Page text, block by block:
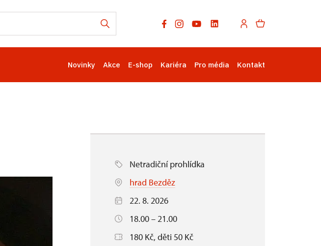
Novinky Akce E-shop Kariéra Pro média Kontakt
Netradiční prohlídka
hrad Bezděz
22. 8. 2026
18.00 – 21.00
180 Kč, děti 50 Kč